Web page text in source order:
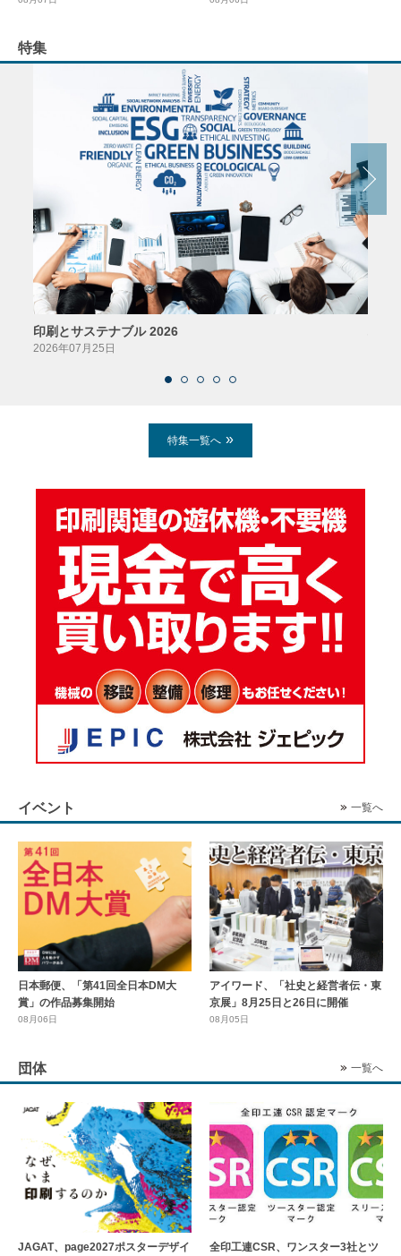
特集
印刷とサステナブル 2026
2026年07月25日
特集一覧へ
イベント 一覧へ
日本郵便、「第41回全日本DM大
賞」の作品募集開始
08月06日
アイワード、「社史と経営者伝・東
京展」8月25日と26日に開催
08月05日
団体 一覧へ
JAGAT、page2027ポスターデザイ
全印工連CSR、ワンスター3社とツ